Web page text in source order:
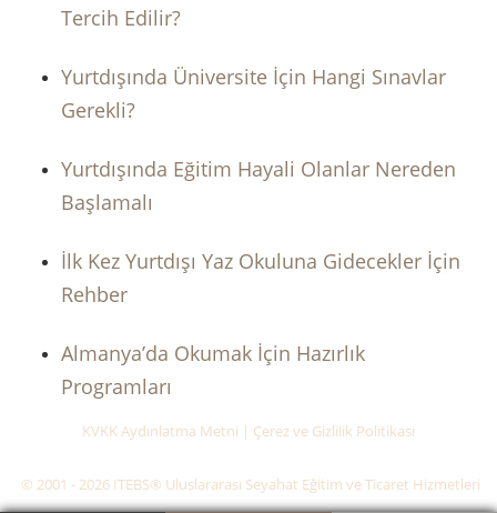
Tercih Edilir?
Yurtdışında Üniversite İçin Hangi Sınavlar
Gerekli?
Yurtdışında Eğitim Hayali Olanlar Nereden
Başlamalı
İlk Kez Yurtdışı Yaz Okuluna Gidecekler İçin
Rehber
Almanya’da Okumak İçin Hazırlık
Programları
KVKK Aydınlatma Metni | Çerez ve Gizlilik Politikası
© 2001 - 2026 ITEBS® Uluslararası Seyahat Eğitim ve Ticaret Hizmetleri